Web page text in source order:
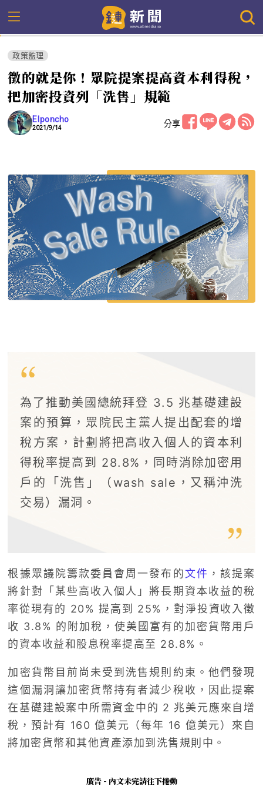
政策監理
徵的就是你！眾院提案提高資本利得稅，
把加密投資列「洗售」規範
Elponcho
2021/9/14 分享
為了推動美國總統拜登 3.5 兆基礎建設
案的預算，眾院民主黨人提出配套的增
稅方案，計劃將把高收入個人的資本利
得稅率提高到 28.8%，同時消除加密用
戶的「洗售」（wash sale，又稱沖洗
交易）漏洞。
根據眾議院籌款委員會周一發布的文件 ，該提案
將針對「某些高收入個人」將長期資本收益的稅
率從現有的 20% 提高到 25%，對淨投資收入徵
收 3.8% 的附加稅，使美國富有的加密貨幣用戶
的資本收益和股息稅率提高至 28.8%。
加密貨幣目前尚未受到洗售規則約束。他們發現
這個漏洞讓加密貨幣持有者減少稅收，因此提案
在基礎建設案中所需資金中的 2 兆美元應來自增
稅，預計有 160 億美元（每年 16 億美元）來自
將加密貨幣和其他資產添加到洗售規則中。
廣告 - 內文未完請往下捲動